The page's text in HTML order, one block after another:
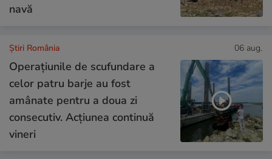
navă
Știri România 06 aug.
Operațiunile de scufundare a
celor patru barje au fost
amânate pentru a doua zi
consecutiv. Acțiunea continuă
vineri